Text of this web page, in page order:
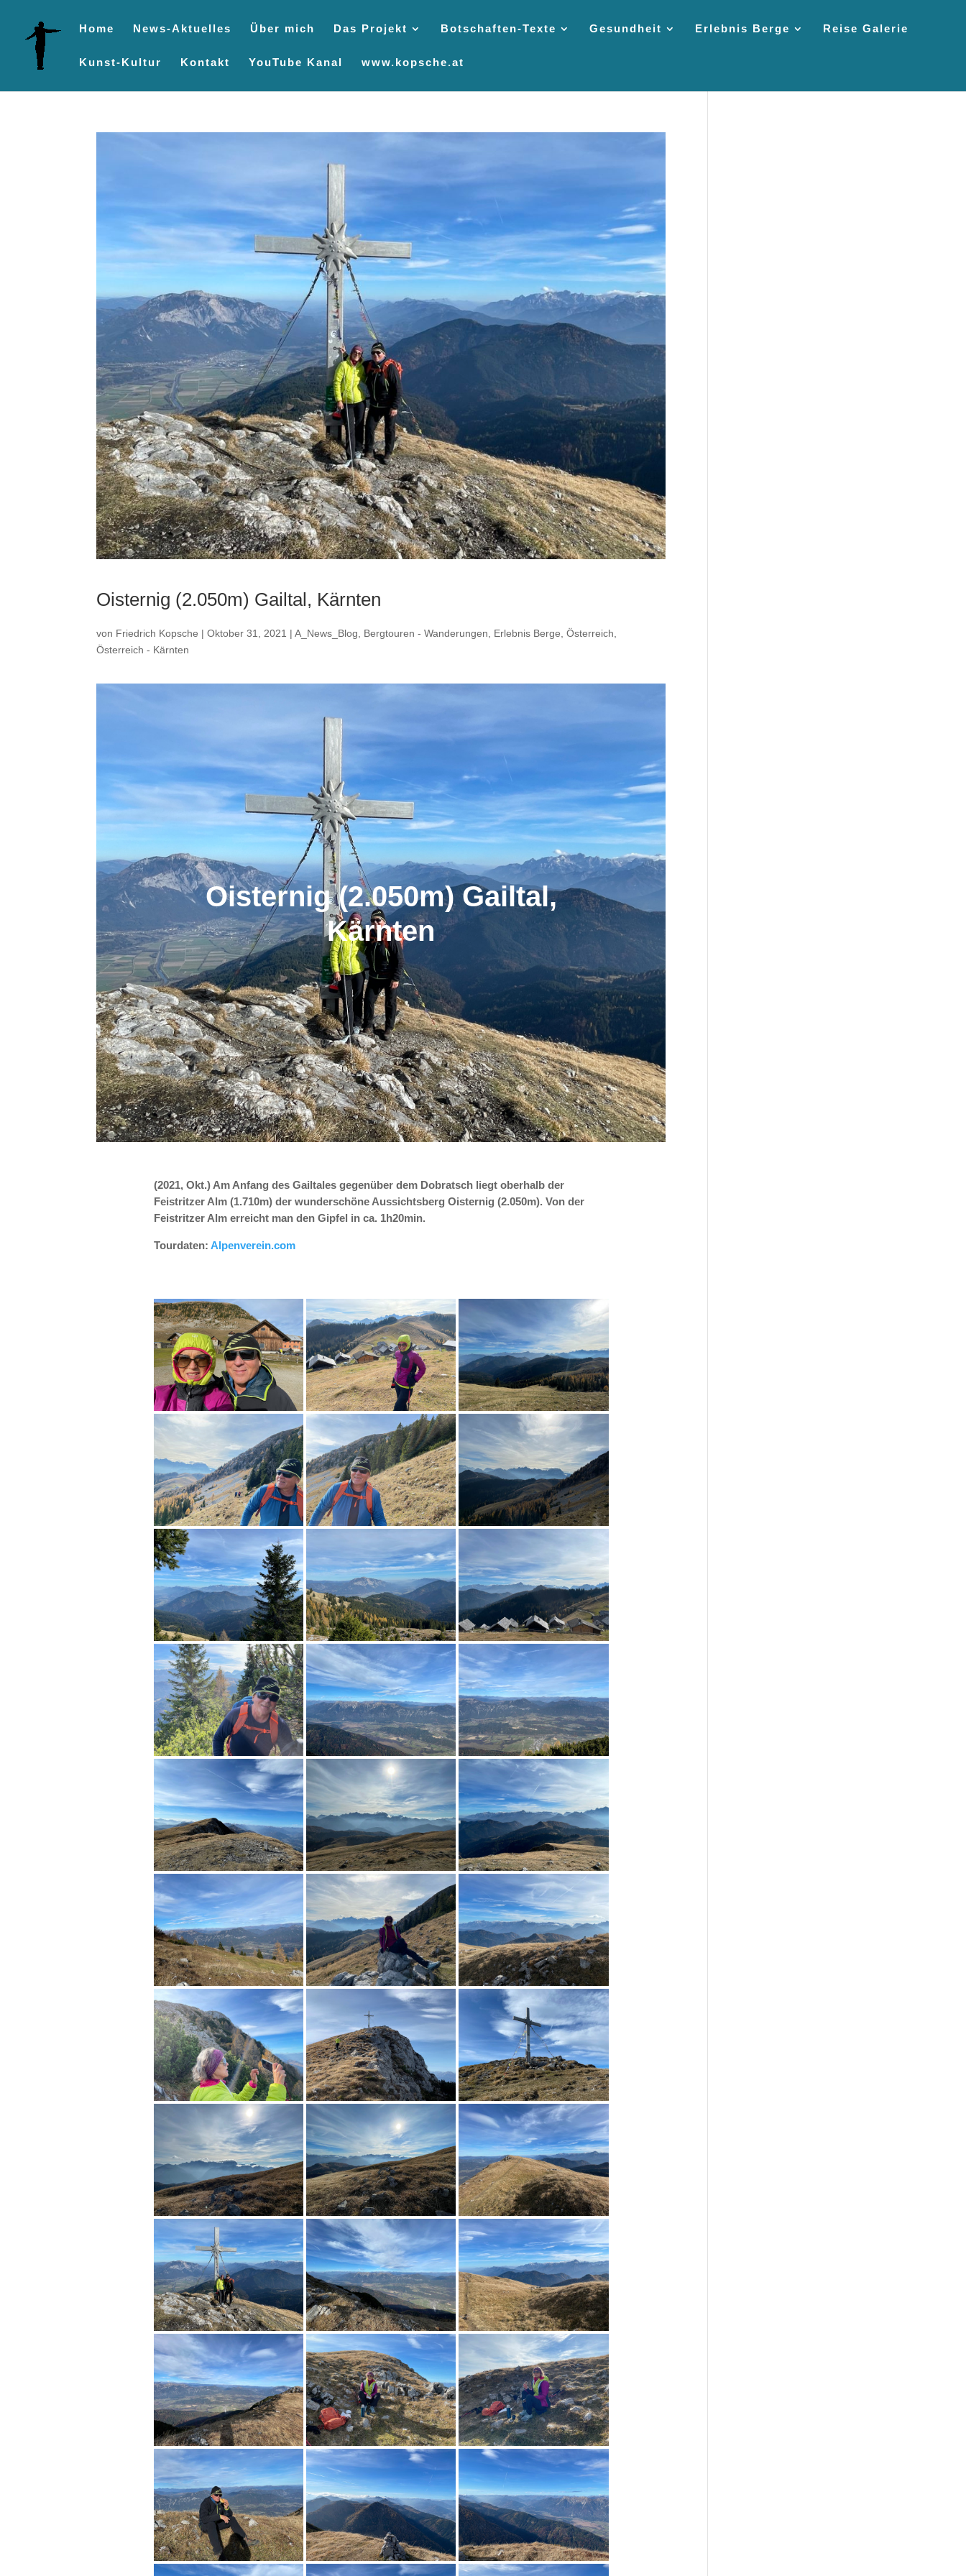
Home News-Aktuelles Über mich Das Projekt Botschaften-Texte Gesundheit Erlebnis Berge Reise Galerie
Kunst-Kultur Kontakt YouTube Kanal www.kopsche.at
Oisternig (2.050m) Gailtal, Kärnten
von Friedrich Kopsche |Oktober 31, 2021 |A_News_Blog Bergtouren - Wanderungen Erlebnis Berge ,Österreich
Österreich - Kärnten
Oisternig (2.050m) Gailtal,
Kärnten
(2021, Okt.) Am Anfang des Gailtales gegenüber dem Dobratsch liegt oberhalb der
Feistritzer Alm (1.710m) der wunderschöne Aussichtsberg Oisternig (2.050m). Von der
Feistritzer Alm erreicht man den Gipfel in ca. 1h20min.
Tourdaten: Alpenverein.com